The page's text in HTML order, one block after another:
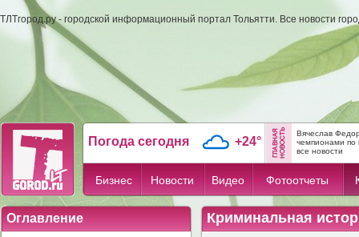
ТЛТгород.ру - городской информационный портал Тольятти. Все новости
Погода сегодня +24°
Вячеслав
чемпионами по
все новости
Бизнес Новости Видео Фотоотчеты
Оглавление
Криминальная